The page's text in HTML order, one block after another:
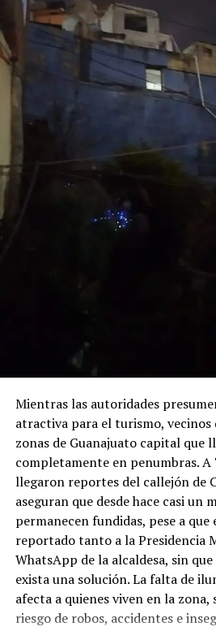
Mientras las autoridades
atractiva para el turismo, vecinos
zonas de Guanajuato capital que
completamente en penumbras. A
llegaron reportes del callejón de
aseguran que desde hace casi un
permanecen fundidas, pese a
reportado tanto a la Presidencia
WhatsApp de la alcaldesa, sin
exista una solución. La falta de
afecta a quienes viven en la
riesgo de robos, accidentes e